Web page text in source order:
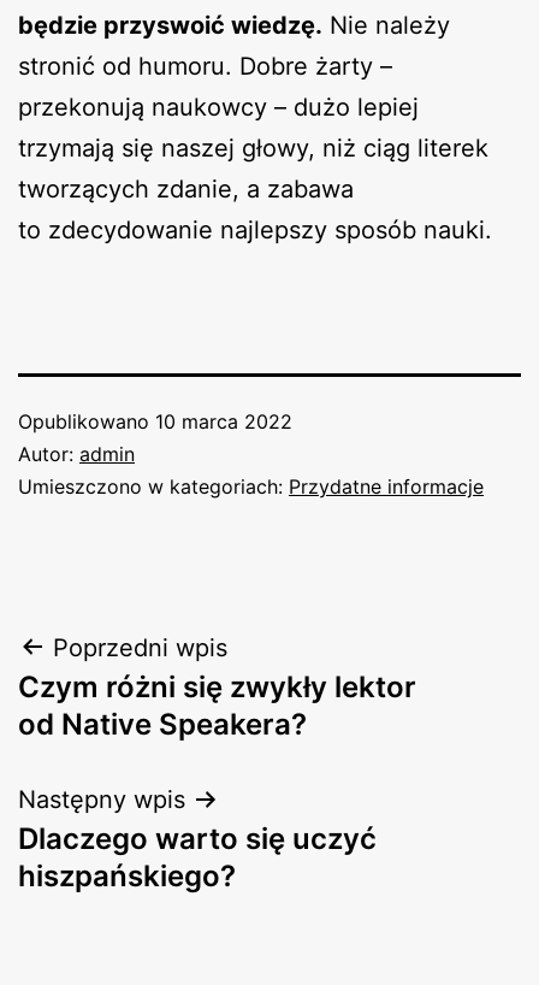
będzie przyswoić wiedzę. Nie należy
stronić od humoru. Dobre żarty –
przekonują naukowcy – dużo lepiej
trzymają się naszej głowy, niż ciąg literek
tworzących zdanie, a zabawa
to zdecydowanie najlepszy sposób nauki.
Opublikowano 10 marca 2022
Autor: admin
Umieszczono w kategoriach: Przydatne informacje
Nawigacja
wpisu
Poprzedni wpis
Czym różni się zwykły lektor
od Native Speakera?
Następny wpis
Dlaczego warto się uczyć
hiszpańskiego?